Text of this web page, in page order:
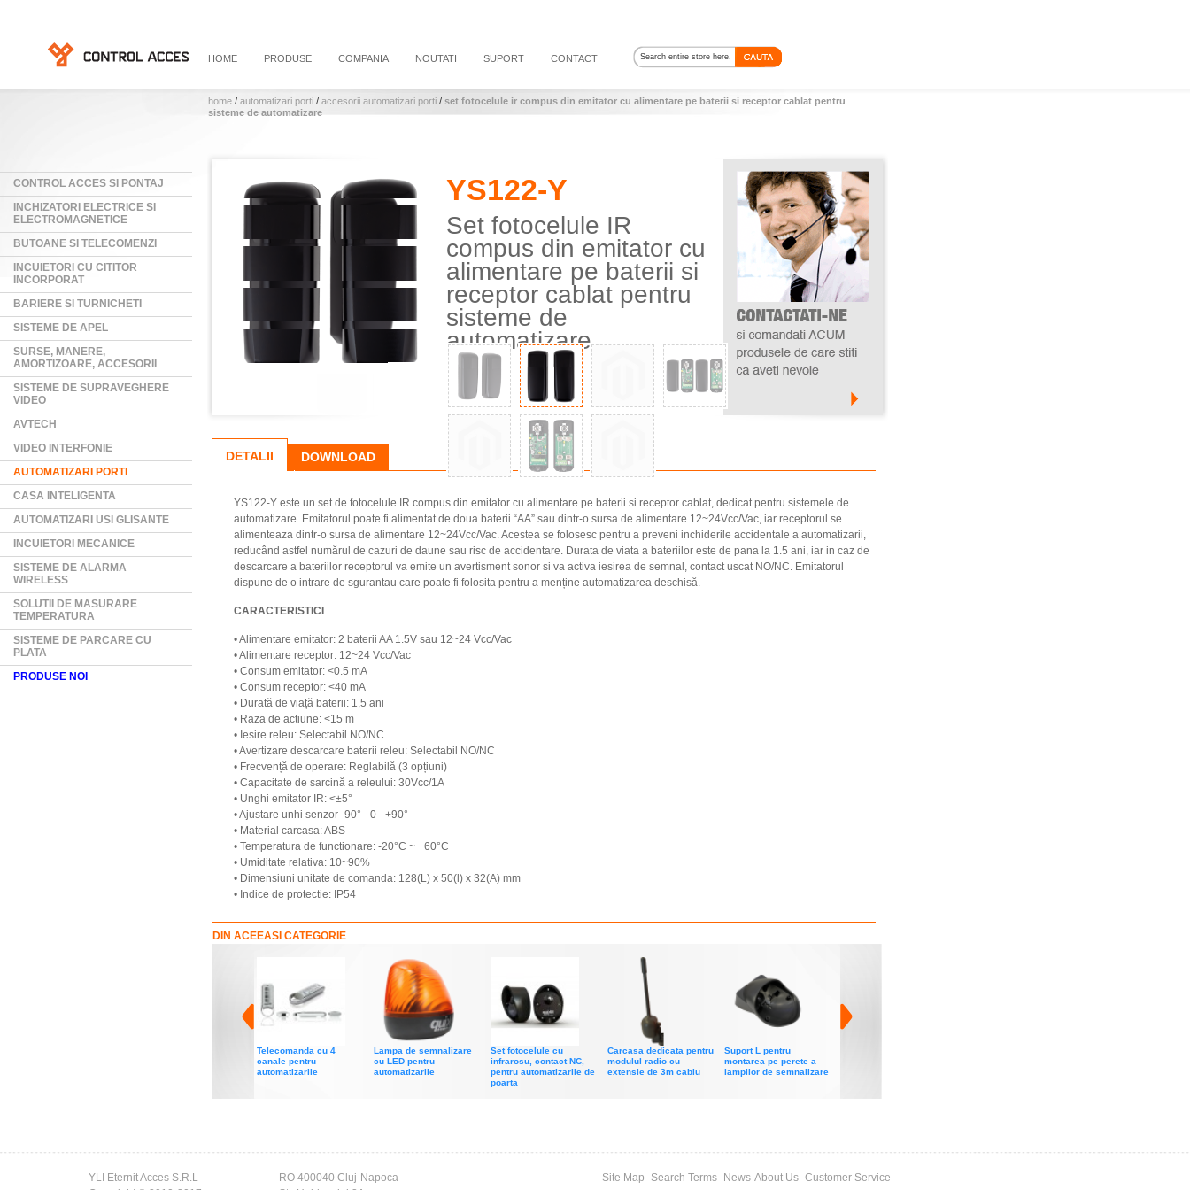
HOME PRODUSE COMPANIA NOUTATI SUPORT CONTACT
home / automatizari porti / accesorii automatizari porti / set fotocelule ir compus din emitator cu alimentare pe baterii si receptor cablat pentru
sisteme de automatizare
CONTROL ACCES SI PONTAJ
INCHIZATORI ELECTRICE SI
ELECTROMAGNETICE
BUTOANE SI TELECOMENZI
INCUIETORI CU CITITOR
INCORPORAT
BARIERE SI TURNICHETI
SISTEME DE APEL
SURSE, MANERE,
AMORTIZOARE, ACCESORII
SISTEME DE SUPRAVEGHERE
VIDEO
AVTECH
VIDEO INTERFONIE
AUTOMATIZARI PORTI
CASA INTELIGENTA
AUTOMATIZARI USI GLISANTE
INCUIETORI MECANICE
SISTEME DE ALARMA
WIRELESS
SOLUTII DE MASURARE
TEMPERATURA
SISTEME DE PARCARE CU
PLATA
PRODUSE NOI
YS122-Y
Set fotocelule IR
compus din emitator cu
alimentare pe baterii si
receptor cablat pentru
sisteme de
automatizare
DETALII DOWNLOAD
YS122-Y este un set de fotocelule IR compus din emitator cu alimentare pe baterii si receptor cablat, dedicat pentru sistemele de
automatizare. Emitatorul poate fi alimentat de doua baterii “AA” sau dintr-o sursa de alimentare 12~24Vcc/Vac, iar receptorul se
alimenteaza dintr-o sursa de alimentare 12~24Vcc/Vac. Acestea se folosesc pentru a preveni inchiderile accidentale a automatizarii,
reducând astfel numărul de cazuri de daune sau risc de accidentare. Durata de viata a bateriilor este de pana la 1.5 ani, iar in caz de
descarcare a bateriilor receptorul va emite un avertisment sonor si va activa iesirea de semnal, contact uscat NO/NC. Emitatorul
dispune de o intrare de sgurantau care poate fi folosita pentru a menține automatizarea deschisă.
CARACTERISTICI
• Alimentare emitator: 2 baterii AA 1.5V sau 12~24 Vcc/Vac
• Alimentare receptor: 12~24 Vcc/Vac
• Consum emitator: <0.5 mA
• Consum receptor: <40 mA
• Durată de viață baterii: 1,5 ani
• Raza de actiune: <15 m
• Iesire releu: Selectabil NO/NC
• Avertizare descarcare baterii releu: Selectabil NO/NC
• Frecvență de operare: Reglabilă (3 opțiuni)
• Capacitate de sarcină a releului: 30Vcc/1A
• Unghi emitator IR: <±5°
• Ajustare unhi senzor -90° - 0 - +90°
• Material carcasa: ABS
• Temperatura de functionare: -20°C ~ +60°C
• Umiditate relativa: 10~90%
• Dimensiuni unitate de comanda: 128(L) x 50(l) x 32(A) mm
• Indice de protectie: IP54
DIN ACEEASI CATEGORIE
Telecomanda cu 4
canale pentru
automatizarile
Lampa de semnalizare
cu LED pentru
automatizarile
Set fotocelule cu
infrarosu, contact NC,
pentru automatizarile de
poarta
Carcasa dedicata pentru
modulul radio cu
extensie de 3m cablu
Suport L pentru
montarea pe perete a
lampilor de semnalizare
YLI Eternit Acces S.R.L
RO 400040 Cluj-Napoca
About Us Customer Service
Site Map Search Terms News